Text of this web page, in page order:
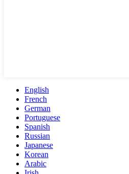
English
French
German
Portuguese
Spanish
Russian
Japanese
Korean
Arabic